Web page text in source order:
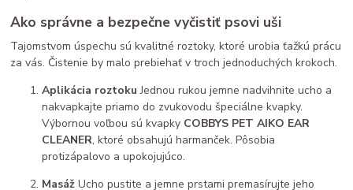
Ako správne a bezpečne vyčistiť psovi uši
Tajomstvom úspechu sú kvalitné roztoky, ktoré urobia ťažkú prácu
za vás. Čistenie by malo prebiehať v troch jednoduchých krokoch.
Aplikácia roztoku Jednou rukou jemne nadvihnite ucho a
nakvapkajte priamo do zvukovodu špeciálne kvapky.
Výbornou voľbou sú kvapky COBBYS PET AIKO EAR
CLEANER, ktoré obsahujú harmanček. Pôsobia
protizápalovo a upokojujúco.
Masáž Ucho pustite a jemne prstami premasírujte jeho